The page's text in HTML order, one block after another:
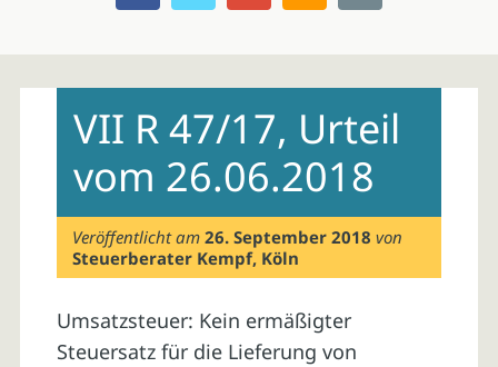
contentVII R 47/17, Urteil
vom 26.06.2018
Veröffentlicht am26. September 2018 von
Steuerberater Kempf, Köln
Umsatzsteuer: Kein ermäßigter
Steuersatz für die Lieferung von